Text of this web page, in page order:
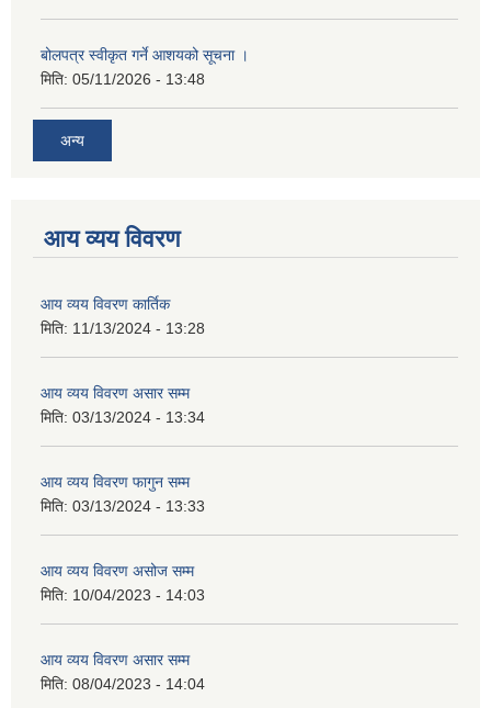
बोलपत्र स्वीकृत गर्ने आशयको सूचना ।
मिति: 05/11/2026 - 13:48
अन्य
आय व्यय विवरण
आय व्यय विवरण कार्तिक
मिति: 11/13/2024 - 13:28
आय व्यय विवरण असार सम्म
मिति: 03/13/2024 - 13:34
आय व्यय विवरण फागुन सम्म
मिति: 03/13/2024 - 13:33
आय व्यय विवरण असोज सम्म
मिति: 10/04/2023 - 14:03
आय व्यय विवरण असार सम्म
मिति: 08/04/2023 - 14:04